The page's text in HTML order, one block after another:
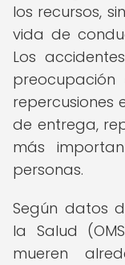
los recursos,
vida de
Los
repercusiones
de entrega,
más
personas.
Según datos
la Salud
mueren